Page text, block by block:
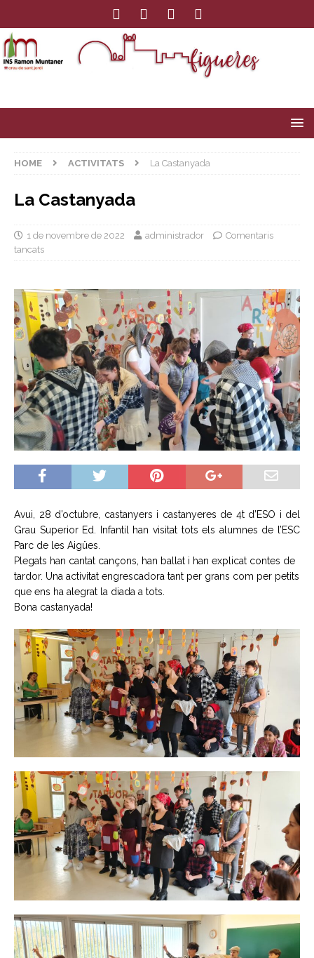
HOME ACTIVITATS La Castanyada
La Castanyada
1 de novembre de 2022 administrador
Comentaris
tancats
Avui, 28 d’octubre, castanyers i castanyeres de 4t d’ESO i del
Grau Superior Ed. Infantil han visitat tots els alumnes de l’ESC
Parc de les Aigües.
Plegats han cantat cançons, han ballat i han explicat contes de
tardor. Una activitat engrescadora tant per grans com per petits
que ens ha alegrat la diada a tots.
Bona castanyada!